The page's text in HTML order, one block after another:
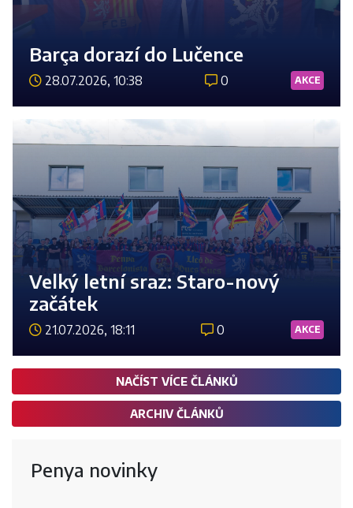
Barça dorazí do Lučence
28.07.2026, 10:38 0 AKCE
Velký letní sraz: Staro-nový
začátek
21.07.2026, 18:11 0 AKCE
NAČÍST VÍCE ČLÁNKŮ
ARCHIV ČLÁNKŮ
Penya novinky